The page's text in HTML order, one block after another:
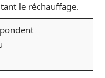
le réchauffage.